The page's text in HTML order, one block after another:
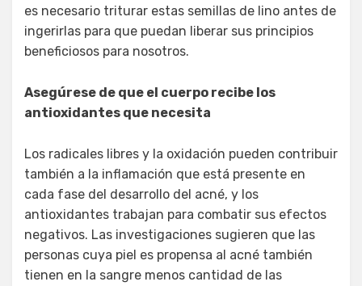
es necesario triturar estas semillas de lino antes de
ingerirlas para que puedan liberar sus principios
beneficiosos para nosotros.
Asegúrese de que el cuerpo recibe los
antioxidantes que necesita
Los radicales libres y la oxidación pueden contribuir
también a la inflamación que está presente en
cada fase del desarrollo del acné, y los
antioxidantes trabajan para combatir sus efectos
negativos. Las investigaciones sugieren que las
personas cuya piel es propensa al acné también
tienen en la sangre menos cantidad de las